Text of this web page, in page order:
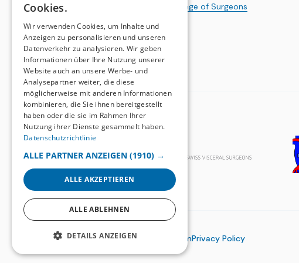
Swiss College of Surgeons
BASIC ORGANIZATIONS
© 2026Swiss-Knife ImpressumPrivacy Policy
Cookies.
Wir verwenden Cookies, um Inhalte und
Anzeigen zu personalisieren und unseren
Datenverkehr zu analysieren. Wir geben
Informationen über Ihre Nutzung unserer
Website auch an unsere Werbe- und
Analysepartner weiter, die diese
möglicherweise mit anderen Informationen
kombinieren, die Sie ihnen bereitgestellt
haben oder die sie im Rahmen Ihrer
Nutzung ihrer Dienste gesammelt haben.
Datenschutzrichtlinie
ALLE PARTNER ANZEIGEN (1910) →
ALLE AKZEPTIEREN
ALLE ABLEHNEN
DETAILS ANZEIGEN